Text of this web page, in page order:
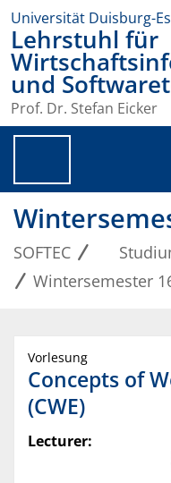
Universität Duisburg-
Lehrstuhl für
und
Prof. Dr. Stefan Eicker
SOFTEC
Wintersemester
Vorlesung
Concepts of
(CWE)
Lecturer: